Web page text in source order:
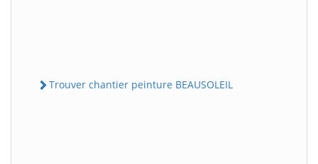
Trouver chantier peinture BEAUSOLEIL